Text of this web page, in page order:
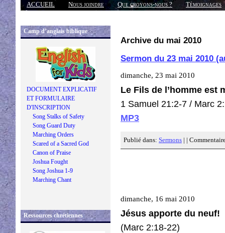
ACCUEIL Nous joindre Que croyons-nous ?
Témoignages
Réponses
Camp d’anglais biblique
DOCUMENT EXPLICATIF
ET FORMULAIRE
D'INSCRIPTION
Song Stalks of Safety
Song Guard Duty
Marching Orders
Scared of a Sacred God
Canon of Praise
Joshua Fought
Song Joshua 1-9
Marching Chant
Ressources chrétiennes
Archive du mai 2010
Sermon du 23 mai 2010
dimanche, 23 mai 2010
Le Fils de l’homme est
1 Samuel 21:2-7 / Marc
MP3
Publié dans: Sermons | |
dimanche, 16 mai 2010
Jésus apporte du neuf!
(Marc 2:18-22)